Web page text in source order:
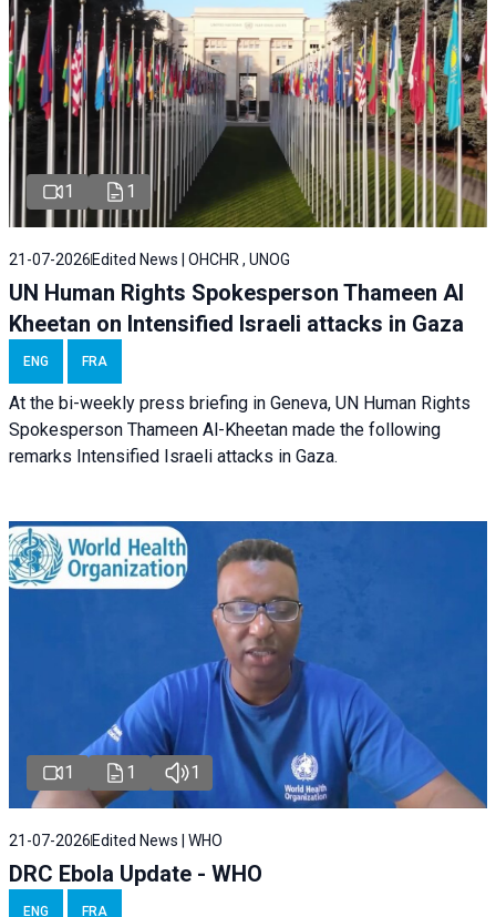
1 1
21-07-2026 Edited News | OHCHR , UNOG
UN Human Rights Spokesperson Thameen Al
Kheetan on Intensified Israeli attacks in Gaza
ENG FRA
At the bi-weekly press briefing in Geneva, UN Human Rights
Spokesperson Thameen Al-Kheetan made the following
remarks Intensified Israeli attacks in Gaza.
1 1 1
21-07-2026 Edited News | WHO
DRC Ebola Update - WHO
ENG FRA